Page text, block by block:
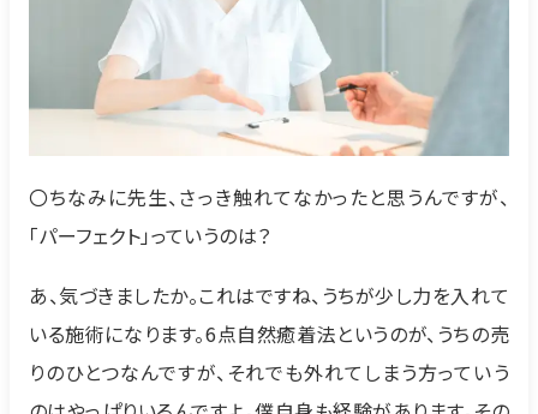
〇ちなみに先生、さっき触れてなかったと思うんですが、
「パーフェクト」っていうのは？
あ、気づきましたか。これはですね、うちが少し力を入れて
いる施術になります。6点自然癒着法というのが、うちの売
りのひとつなんですが、それでも外れてしまう方っていう